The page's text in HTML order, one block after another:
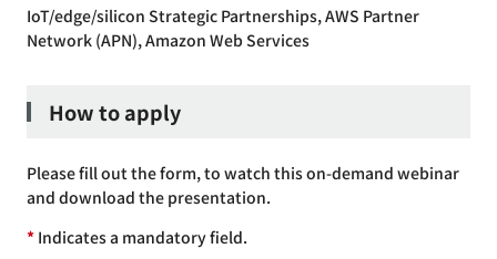
IoT/edge/silicon Strategic Partnerships, AWS Partner
Network (APN), Amazon Web Services
How to apply
Please fill out the form, to watch this on-demand webinar
and download the presentation.
* Indicates a mandatory field.